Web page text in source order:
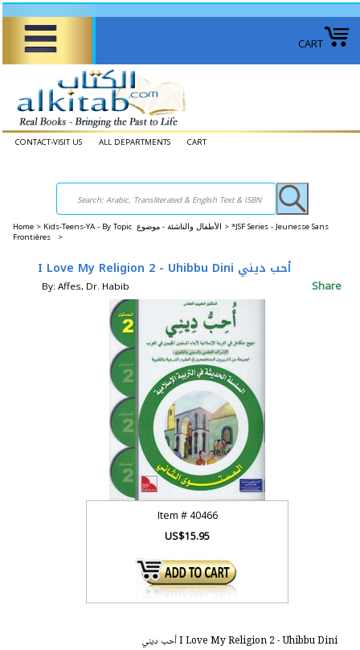
CART
CONTACT-VISIT US ALL DEPARTMENTS CART
Home > Kids-Teens-YA - By Topic الأطفال والناشئة - موضوع > *JSF Series - Jeunesse Sans
Frontières >
I Love My Religion 2 - Uhibbu Dini أحب ديني
By: Affes, Dr. Habib Share
Item #40466
US$15.95
I Love My Religion 2 - Uhibbu Dini أحب ديني